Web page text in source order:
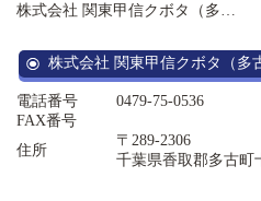
株式会社 関東甲信クボタ（多…
株式会社 関東甲信クボタ（多
電話番号
0479-75-0536
FAX番号
住所
〒289-2306
千葉県香取郡多古